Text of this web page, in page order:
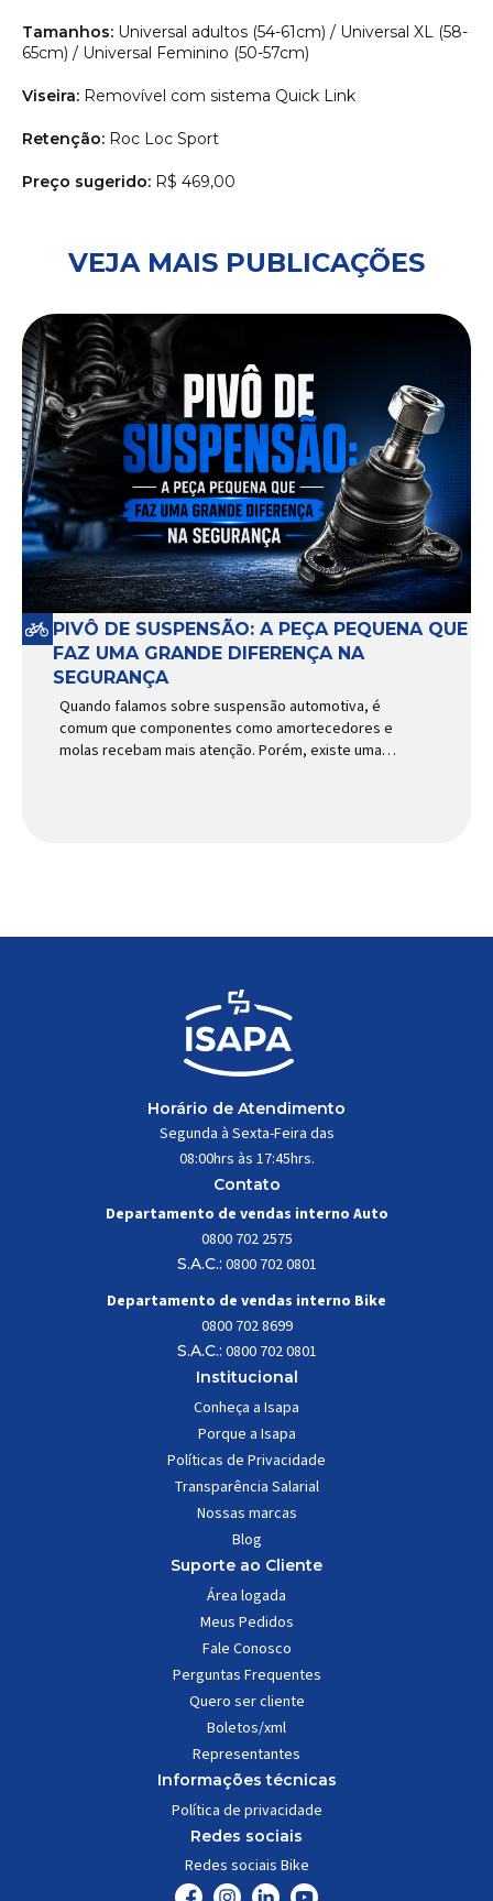
Tamanhos: Universal adultos (54-61cm) / Universal XL (58-
65cm) / Universal Feminino (50-57cm)
Viseira: Removível com sistema Quick Link
Retenção: Roc Loc Sport
Preço sugerido: R$ 469,00
VEJA MAIS PUBLICAÇÕES
PIVÔ DE SUSPENSÃO: A PEÇA PEQUENA QUE
FAZ UMA GRANDE DIFERENÇA NA
SEGURANÇA
Quando falamos sobre suspensão automotiva, é
comum que componentes como amortecedores e
molas recebam mais atenção. Porém, existe uma
Horário de Atendimento
Segunda à Sexta-Feira das
08:00hrs às 17:45hrs.
Contato
Departamento de vendas interno Auto
0800 702 2575
S.A.C.: 0800 702 0801
Departamento de vendas interno Bike
0800 702 8699
S.A.C.: 0800 702 0801
Institucional
Conheça a Isapa
Porque a Isapa
Políticas de Privacidade
Transparência Salarial
Nossas marcas
Blog
Suporte ao Cliente
Área logada
Meus Pedidos
Fale Conosco
Perguntas Frequentes
Quero ser cliente
Boletos/xml
Representantes
Informações técnicas
Política de privacidade
Redes sociais
Redes sociais Bike